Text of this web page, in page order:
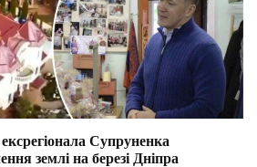
Супруненка
землі на березі Дніпра